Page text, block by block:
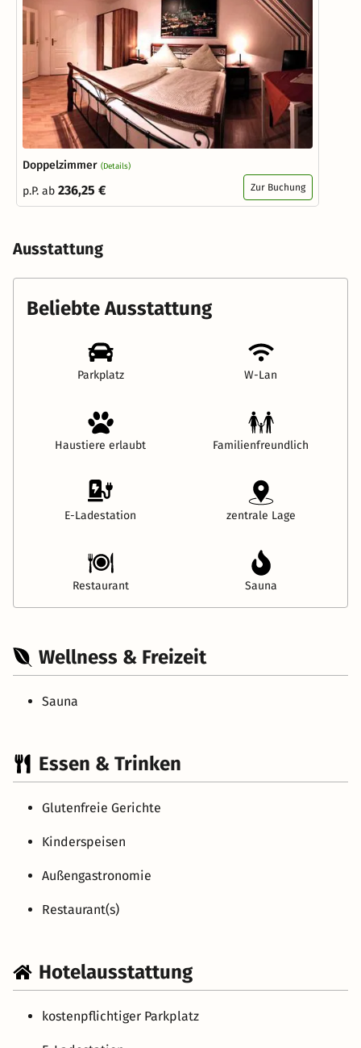
Doppelzimmer (Details)
p.P. ab 236,25 € Zur Buchung
Ausstattung
Beliebte Ausstattung
Parkplatz W-Lan
Haustiere erlaubt Familienfreundlich
E-Ladestation zentrale Lage
Restaurant Sauna
Wellness & Freizeit
Sauna
Essen & Trinken
Glutenfreie Gerichte
Kinderspeisen
Außengastronomie
Restaurant(s)
Hotelausstattung
kostenpflichtiger Parkplatz